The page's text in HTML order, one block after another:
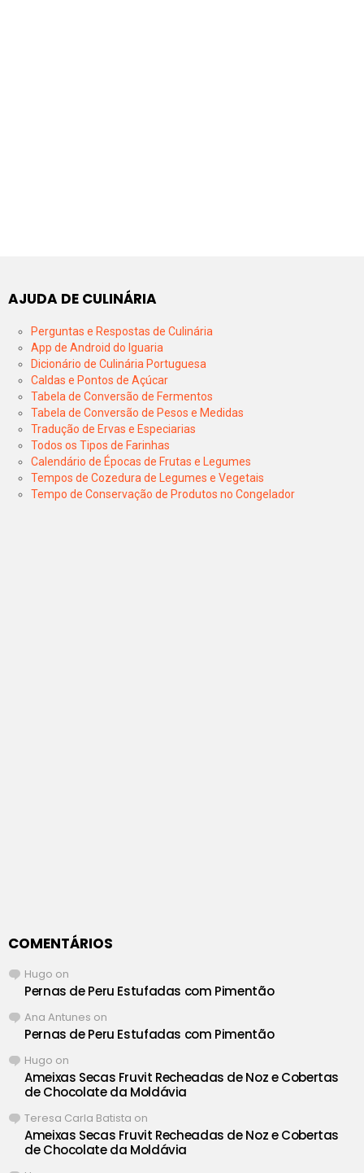
AJUDA DE CULINÁRIA
Perguntas e Respostas de Culinária
App de Android do Iguaria
Dicionário de Culinária Portuguesa
Caldas e Pontos de Açúcar
Tabela de Conversão de Fermentos
Tabela de Conversão de Pesos e Medidas
Tradução de Ervas e Especiarias
Todos os Tipos de Farinhas
Calendário de Épocas de Frutas e Legumes
Tempos de Cozedura de Legumes e Vegetais
Tempo de Conservação de Produtos no Congelador
COMENTÁRIOS
Hugo on
Pernas de Peru Estufadas com Pimentão
Ana Antunes on
Pernas de Peru Estufadas com Pimentão
Hugo on
Ameixas Secas Fruvit Recheadas de Noz e Cobertas
de Chocolate da Moldávia
Teresa Carla Batista on
Ameixas Secas Fruvit Recheadas de Noz e Cobertas
de Chocolate da Moldávia